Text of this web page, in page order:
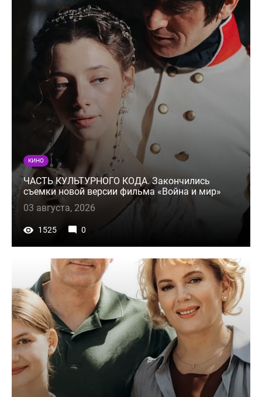
КИНО
ЧАСТЬ КУЛЬТУРНОГО КОДА. Закончились
съемки новой версии фильма «Война и мир»
03 августа, 2026
1525 0